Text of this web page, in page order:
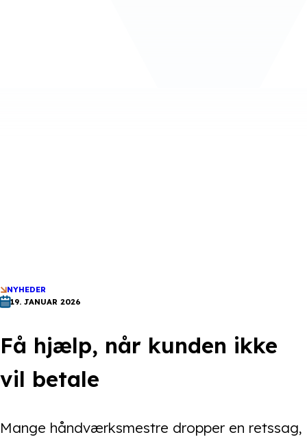
NYHEDER
19. JANUAR 2026
Få hjælp, når kunden ikke
vil betale
Mange håndværksmestre dropper en retssag,